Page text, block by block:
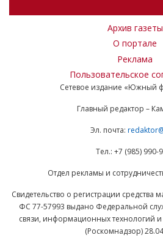
Архив газеты
О портале
Реклама
Пользовательское
Сетевое издание «Южный
Главный редактор –
Эл. почта:
Тел.: +7 (985) 990-
Отдел рекламы и
Свидетельство о регистрации
ФС 77-57993 выдано Федеральной
связи, информационных технологий
(Роскомнадзор)